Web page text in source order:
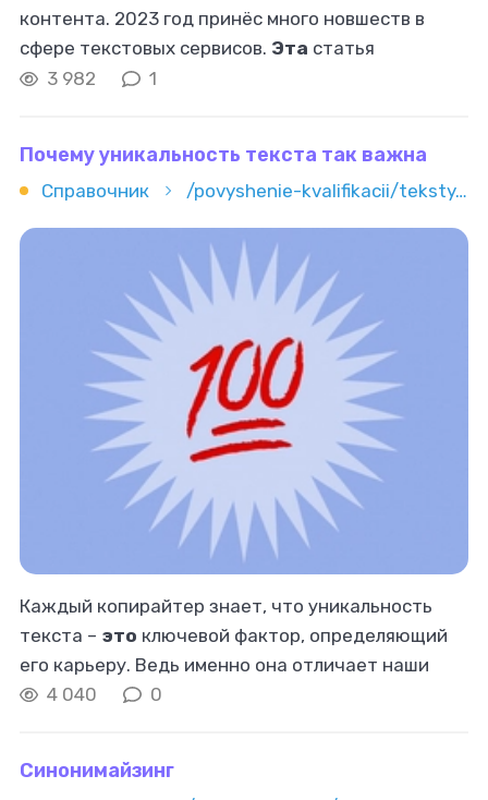
контента. 2023 год принёс много новшеств в
сфере текстовых сервисов. Эта статья
рассказывает о самых удобных инструментах,
3 982 1
Почему уникальность текста так важна
Справочник /povyshenie-kvalifikacii/teksty/kopirajting/pochemu-unikalnost-teksta-tak-vajna
Каждый копирайтер знает, что уникальность
текста – это ключевой фактор, определяющий
его карьеру. Ведь именно она отличает наши
работы от массы стандартных статей, делая их
4 040 0
Синонимайзинг